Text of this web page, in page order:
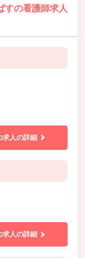
すの看護師求人
求人の詳細
求人の詳細